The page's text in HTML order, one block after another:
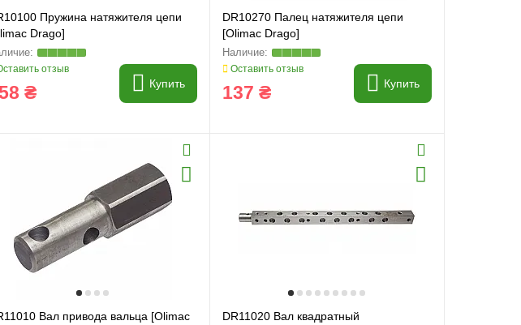
Пружина натяжителя цепи
Drago]
отзыв
₴ Купить
DR10270 Палец натяжителя цепи
[Olimac Drago]
Оставить отзыв
137 ₴ Купить
Вал привода вальца [Olimac
DR11020 Вал квадратный